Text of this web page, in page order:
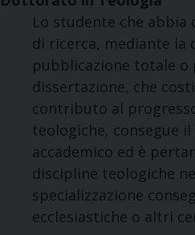
Lo studente che
di ricerca, mediante la
pubblicazione totale o
dissertazione, che
contributo al
teologiche, consegue
accademico ed è
discipline teologiche
specializzazione
ecclesiastiche o altri